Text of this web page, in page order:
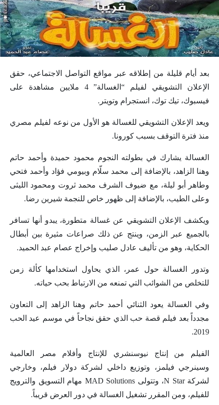
بعد أيام قليلة من إطلاقه عبر مواقع التواصل الاجتماعي، حقق
الإعلان التشويقي لفيلم “الغسالة” 4 ملايين مشاهدة على
فيسبوك، تيك توك، انستجرام وتويتر.
ويعد الإعلان التشويقي للغسالة هو الأول من نوعه لفيلم مصري
منذ فترة التوقف بسبب كورونا.
الغسالة يشارك في بطولته النجوم محمود حميدة وأحمد حاتم
وهنا الزاهد، بالإضافة إلى محمد سلّام وبيومي فؤاد وأحمد فتحي
وطاهر أبو ليلة، مع ضيوف الشرف محمد ثروت ومحمود الليثى
وعلى الطيب، بالإضافة إلى ظهور خاص للنجمة شيرين رضا.
ويكشف الإعلان التشويقي عن غسالة متطورة، يبدو أنها تسافر
بالجميع عبر الزمن، وينتج عن ذلك صراعات مثيرة بين أبطال
الحكاية، وهو من تأليف عادل صليب وإخراج عصام عبد الحميد.
وتدور الغسالة حول عمر، الذي يحاول استخدامها كألة زمن
للتخلص من الشوائب التي تمنعه من الارتباط بحب حياته.
وفي الغسالة يعود الثنائي أحمد حاتم وهنا الزاهد إلى التعاون
مجدداً بعد فيلم قصة حب الذي حقق نجاحاً في موسم عيد الحب
2019.
الفيلم من إنتاج نيوسنشري للإنتاج وأفلام مصر العالمية
وسينرجي فيلمز، وتوزيع داخلي لشركة دولار فيلم، وخارجي
لشركة N Star، وتتولى MAD Solutions مهام التسويق والترويج
للفيلم، ومن المقرر تشغيل الغسالة في دور العرض قريباً.